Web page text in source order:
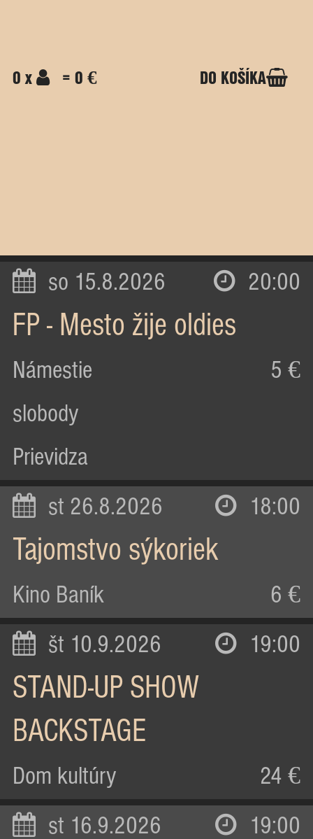
0 x = 0 € DO KOŠÍKA
so 15.8.2026 20:00
FP - Mesto žije oldies
Námestie
slobody
Prievidza
5 €
st 26.8.2026 18:00
Tajomstvo sýkoriek
Kino Baník 6 €
št 10.9.2026 19:00
STAND-UP SHOW
BACKSTAGE
Dom kultúry 24 €
st 16.9.2026 19:00